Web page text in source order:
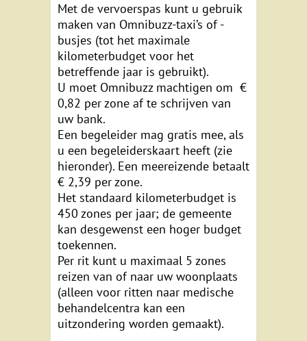
Met de vervoerspas kunt u gebruik
maken van Omnibuzz-taxi’s of -
busjes (tot het maximale
kilometerbudget voor het
betreffende jaar is gebruikt).
U moet Omnibuzz machtigen om €
0,82 per zone af te schrijven van
uw bank.
Een begeleider mag gratis mee, als
u een begeleiderskaart heeft (zie
hieronder). Een meereizende betaalt
€ 2,39 per zone.
Het standaard kilometerbudget is
450 zones per jaar; de gemeente
kan desgewenst een hoger budget
toekennen.
Per rit kunt u maximaal 5 zones
reizen van of naar uw woonplaats
(alleen voor ritten naar medische
behandelcentra kan een
uitzondering worden gemaakt).